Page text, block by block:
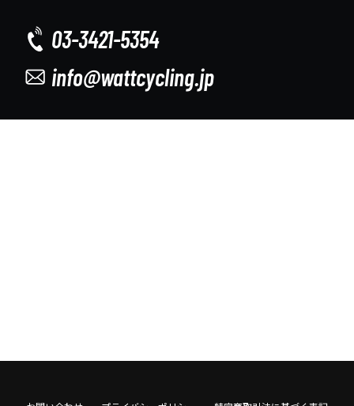
03-3421-5354
info@wattcycling.jp